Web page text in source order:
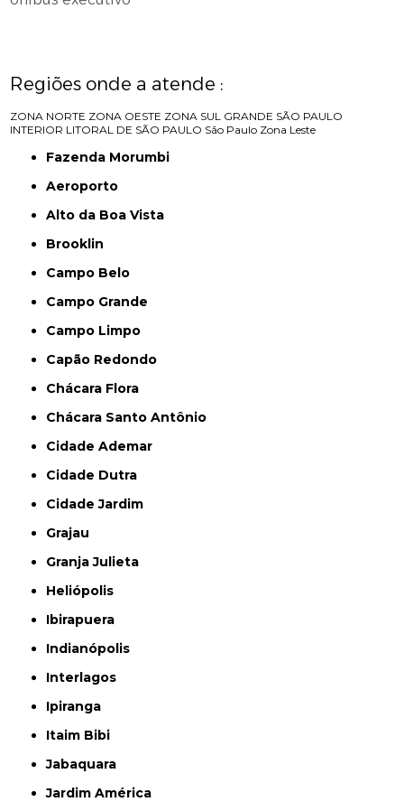
Regiões onde a atende :
ZONA NORTE ZONA OESTE ZONA SUL GRANDE SÃO PAULO
INTERIOR LITORAL DE SÃO PAULO São Paulo Zona Leste
Fazenda Morumbi
Aeroporto
Alto da Boa Vista
Brooklin
Campo Belo
Campo Grande
Campo Limpo
Capão Redondo
Chácara Flora
Chácara Santo Antônio
Cidade Ademar
Cidade Dutra
Cidade Jardim
Grajau
Granja Julieta
Heliópolis
Ibirapuera
Indianópolis
Interlagos
Ipiranga
Itaim Bibi
Jabaquara
Jardim América